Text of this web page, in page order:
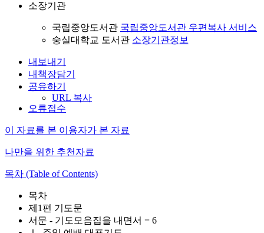
소장기관
국립중앙도서관 국립중앙도서관 우편복사 서비스
숭실대학교 도서관 소장기관정보
내보내기
내책장담기
공유하기
URL 복사
오류접수
이 자료를 본 이용자가 본 자료
나만을 위한 추천자료
목차 (Table of Contents)
목차
제1편 기도문
서문 - 기도모음집을 내면서 = 6